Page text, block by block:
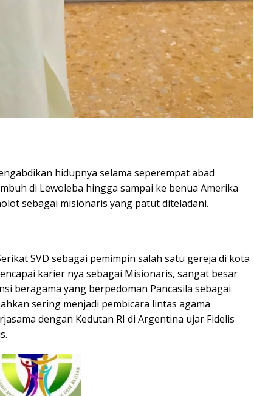
hidupnya selama seperempat abad
di Lewoleba hingga sampai ke benua Amerika
sebagai misionaris yang patut diteladani.
SVD sebagai pemimpin salah satu gereja di kota
karier nya sebagai Misionaris, sangat besar
beragama yang berpedoman Pancasila sebagai
sering menjadi pembicara lintas agama
dengan Kedutan RI di Argentina ujar Fidelis